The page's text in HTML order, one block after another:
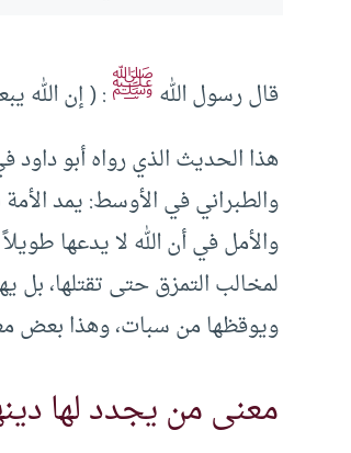
قال رسول اللهﷺ: ( إن الله
هذا الحديث الذي رواه أبو داود
والطبراني في الأوسط: يمد
والأمل في أن الله لا يدعها
لمخالب التمزق حتى تقتلها،
ويوقظها من سبات، وهذا بعض
معنى من يجدد لها